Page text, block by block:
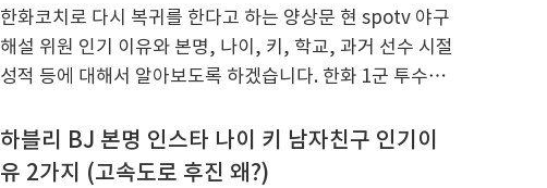
구 이상형은 와이프이겠고 부인은 충주시청 공무원으로 입
사동기와 결혼은 이미 한 분이라서 여자친구 이상형으로 보
입니다. ..
한화코치로 다시 복귀를 한다고 하는 양상문 현 spotv 야구
해설 위원 인기 이유와 본명, 나이, 키, 학교, 과거 선수 시절
성적 등에 대해서 알아보도록 하겠습니다. 한화 1군 투수코
된다고 알려지고 있는 양상문 전 투수에 대해서 알아보도록
하겠습니다. 양상문 해설위원 본명 연봉 나이 키 학교 과거
하블리 BJ 본명 인스타 나이 키 남자친구 인기이
유 2가지 (고속도로 후진 왜?)